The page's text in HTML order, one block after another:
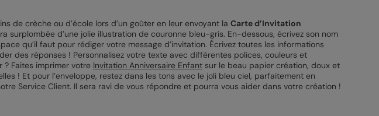
de crèche ou d’école lors d’un goûter en leur envoyant la Carte d’Invitation
surplombée d’une jolie illustration de couronne bleu-gris. En-dessous, écrivez son nom
qu’il faut pour rédiger votre message d’invitation. Écrivez toutes les informations
des réponses ! Personnalisez votre texte avec différentes polices, couleurs et
? Faites imprimer votre Invitation Anniversaire Enfantsur le beau papier création, doux et
! Et pour l’enveloppe, restez dans les tons avec le joli bleu ciel, parfaitement en
Service Client. Il sera ravi de vous répondre et pourra vous aider dans votre création !